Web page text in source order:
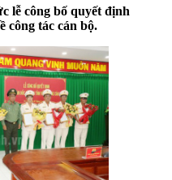
lễ công bố quyết định
công tác cán bộ.